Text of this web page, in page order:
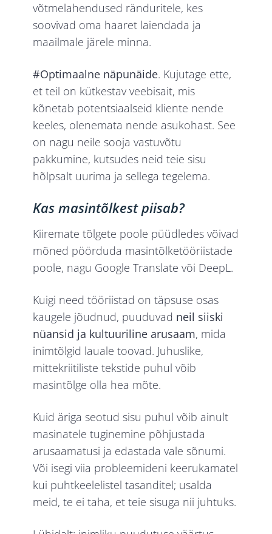
võtmelahendused ränduritele, kes
soovivad oma haaret laiendada ja
maailmale järele minna.
#Optimaalne näpunäide. Kujutage ette,
et teil on kütkestav veebisait, mis
kõnetab potentsiaalseid kliente nende
keeles, olenemata nende asukohast. See
on nagu neile sooja vastuvõtu
pakkumine, kutsudes neid teie sisu
hõlpsalt uurima ja sellega tegelema.
Kas masintõlkest piisab?
Kiiremate tõlgete poole püüdledes võivad
mõned pöörduda masintõlketööriistade
poole, nagu Google Translate või DeepL.
Kuigi need tööriistad on täpsuse osas
kaugele jõudnud, puuduvad neil siiski
nüansid ja kultuuriline arusaam, mida
inimtõlgid lauale toovad. Juhuslike,
mittekriitiliste tekstide puhul võib
masintõlge olla hea mõte.
Kuid äriga seotud sisu puhul võib ainult
masinatele tuginemine põhjustada
arusaamatusi ja edastada vale sõnumi.
Või isegi viia probleemideni keerukamatel
kui puhtkeelelistel tasanditel; usalda
meid, te ei taha, et teie sisuga nii juhtuks.